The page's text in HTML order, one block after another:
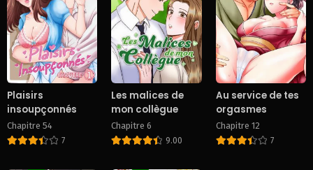
Chapitre 56
October 17, 2025
Chapitre 55
October 17, 2025
Chapitre 54
October 17, 2025
Chapitre 53
October 17, 2025
Chapitre 52
October 17, 2025
Chapitre 51
October 17, 2025
Plaisirs
insoupçonnés
Chapitre 54
7
Les malices de
mon collègue
Chapitre 6
9.00
Au service de tes
orgasmes
Chapitre 12
7